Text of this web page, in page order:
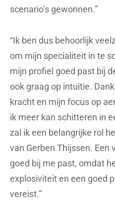
scenario’s gewonnen.”
“Ik ben dus behoorlijk
om mijn specialiteit in te
mijn profiel goed past bij
ook graag op intuïtie.
kracht en mijn focus op
ik meer kan schitteren in
zal ik een belangrijke rol
van Gerben Thijssen. Een
goed bij me past, omdat
explosiviteit en een goed
vereist.”